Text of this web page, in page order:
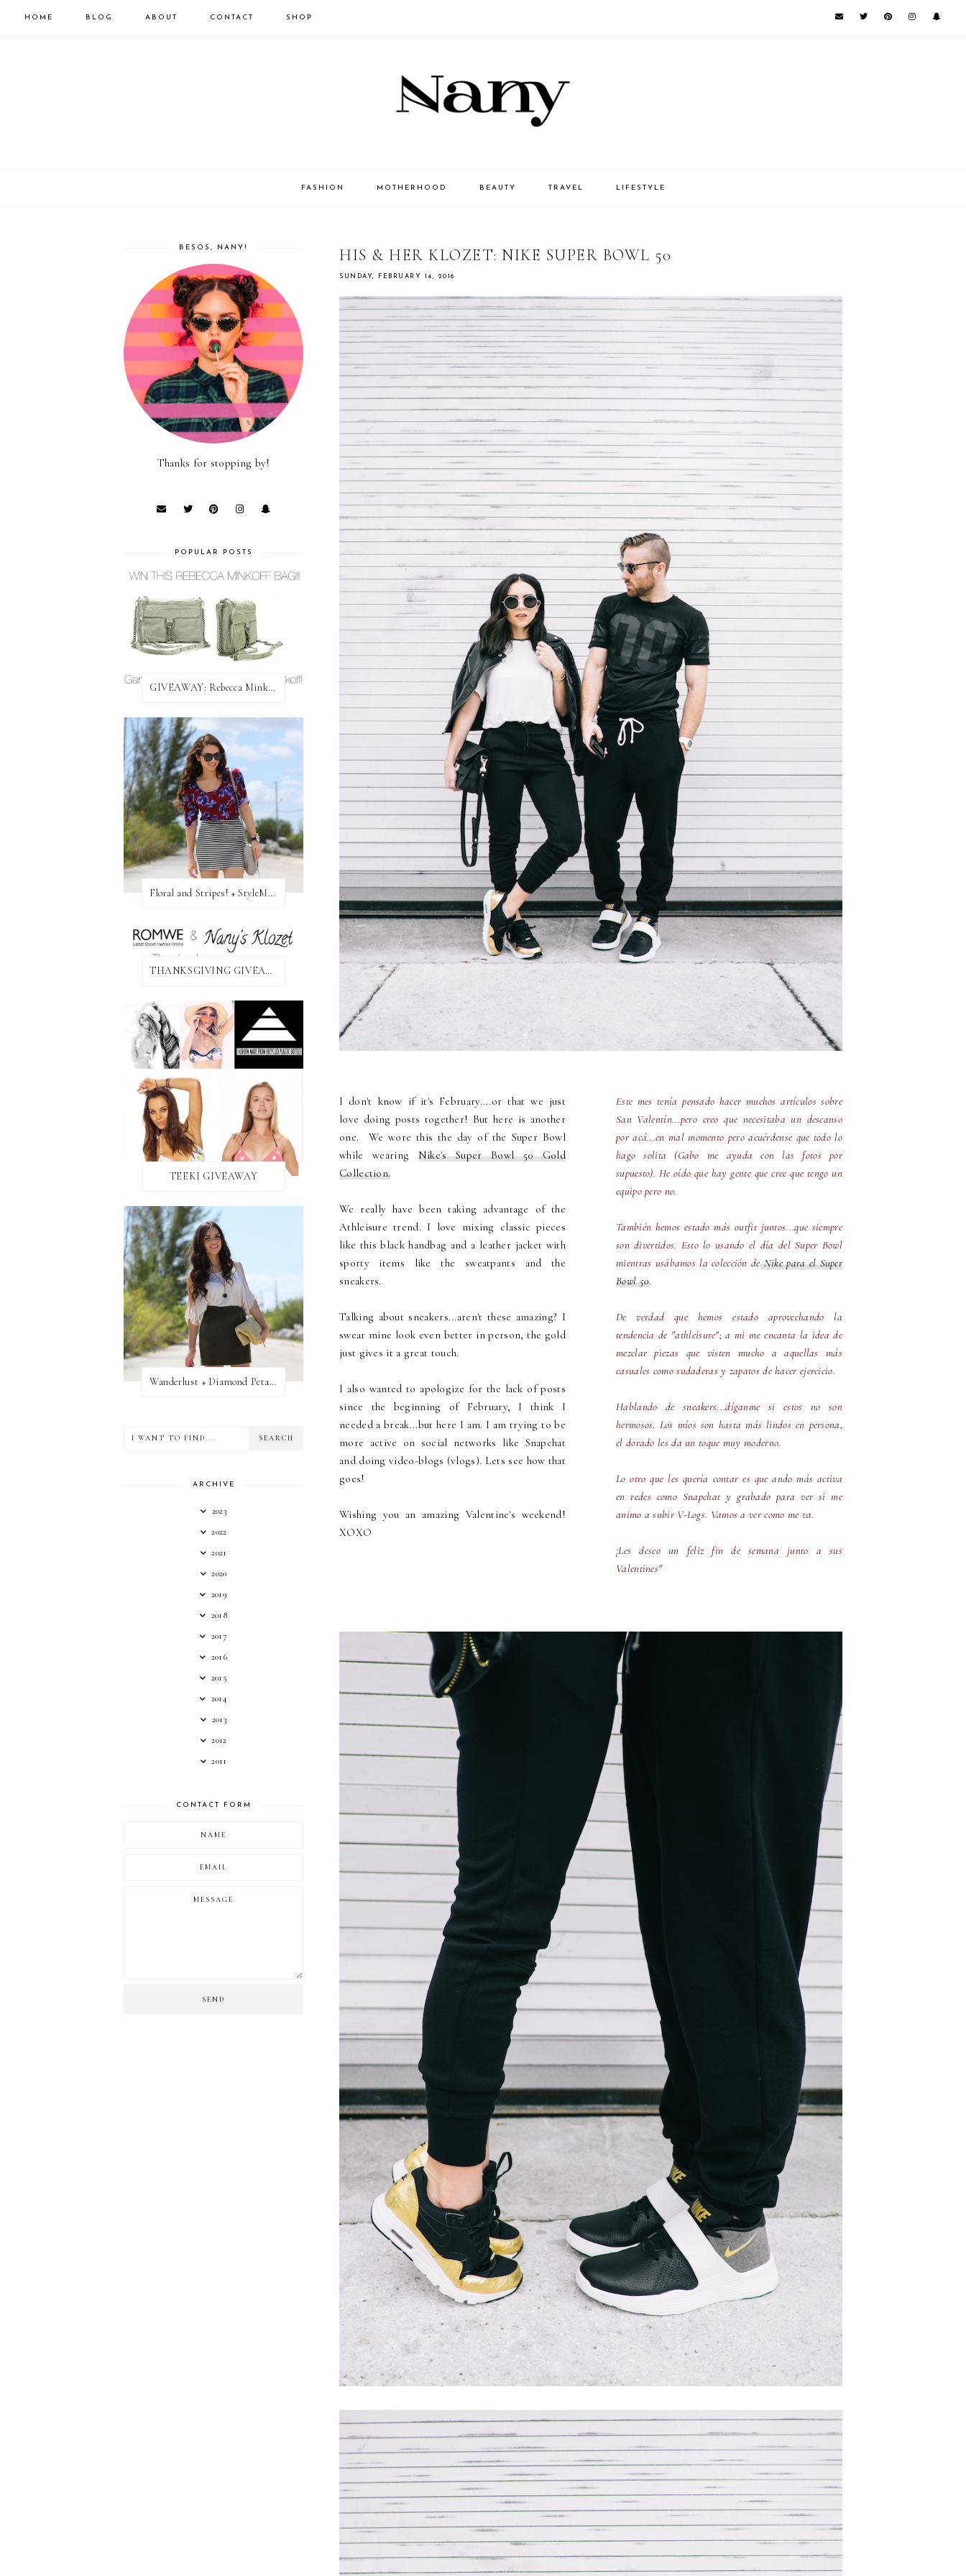
HOME BLOG ABOUT CONTACT SHOP
FASHION MOTHERHOOD BEAUTY TRAVEL LIFESTYLE
HIS & HER KLOZET: NIKE SUPER BOWL 50
SUNDAY, FEBRUARY 14, 2016
I don't know if it's February....or that we just
love doing posts together! But here is another
one. We wore this the day of the Super Bowl
while wearing Nike's Super Bowl 50 Gold
Collection.
We really have been taking advantage of the
Athleisure trend. I love mixing classic pieces
like this black handbag and a leather jacket with
sporty items like the sweatpants and the
sneakers.
Talking about sneakers...aren't these amazing? I
swear mine look even better in person, the gold
just gives it a great touch.
I also wanted to apologize for the lack of posts
since the beginning of February, I think I
needed a break...but here I am. I am trying to be
more active on social networks like Snapchat
and doing video-blogs (vlogs). Lets see how that
goes!
Wishing you an amazing Valentine's weekend!
XOXO
Este mes tenía pensado hacer muchos artículos sobre
San Valentín...pero creo que necesitaba un descanso
por acá...en mal momento pero acuérdense que todo lo
hago solita (Gabo me ayuda con las fotos por
supuesto). He oído que hay gente que cree que tengo un
equipo pero no.
También hemos estado más outfit juntos...que siempre
son divertidos. Esto lo usando el día del Super Bowl
mientras usábamos la colección deNike para el Super
Bowl 50.
De verdad que hemos estado aprovechando la
tendencia de "athleisure"; a mi me encanta la idea de
mezclar piezas que visten mucho a aquellas más
casuales como sudaderas y zapatos de hacer ejercicio.
Hablando de sneakers...díganme si estos no son
hermosos. Los míos son hasta más lindos en persona,
el dorado les da un toque muy moderno.
Lo otro que les quería contar es que ando más activa
en redes como Snapchat y grabado para ver si me
animo a subir V-Logs. Vamos a ver como me va.
¡Les deseo un feliz fin de semana junto a sus
Valentines"
BESOS, NANY!
Thanks for stopping by!
POPULAR POSTS
GIVEAWAY: Rebecca Minkoff Bag!
Floral and Stripes! + StyleMint GIVEAWAY!
THANKSGIVING GIVEAWAY!
TEEKI GIVEAWAY
Wanderlust + Diamond Petal Giveaway
ARCHIVE
2023
2022
2021
2020
2019
2018
2017
2016
2015
2014
2013
2012
2011
CONTACT FORM